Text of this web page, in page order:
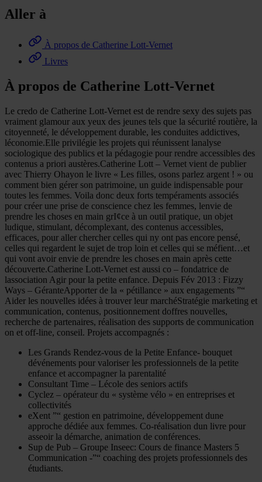
Aller à
À propos de Catherine Lott-Vernet
Livres
À propos de Catherine Lott-Vernet
Le credo de Catherine Lott-Vernet est de rendre sexy des sujets pas
vraiment glamour aux yeux des jeunes tels que la sécurité routière, la
citoyenneté, le développement durable, les conduites addictives,
léconomie.Elle privilégie les projets qui réunissent lanalyse
sociologique des publics et la pédagogie pour rendre accessibles des
contenus a priori austères.Catherine Lott – Vernet vient de publier
avec Thierry Ohayon le livre « Les filles, osons parlez argent ! » ou
comment bien gérer son patrimoine, un guide indispensable pour
toutes les femmes. Voila donc deux forts tempéraments associés
pour créer une prise de conscience chez les femmes, lenvie de
prendre les choses en main grI¢ce à un outil pratique, un objet
ludique, stimulant, décomplexant, des contenus accessibles,
efficaces, pour aller chercher celles qui ny ont pas encore pensé,
celles qui regardent le sujet de trop loin et celles qui se méfient…et
qui vont avoir envie de prendre les choses en main après cette
découverte.Catherine Lott-Vernet est aussi co – fondatrice de
lassociation Agir pour la petite enfance. Depuis Fév 2013 : Fizzy
Ways – GéranteApporter de la « pétillance » aux engagements ”“
Aider les nouvelles idées à trouver leur marchéStratégie marketing et
communication, contenus, positionnement doffres nouvelles,
recherche de partenaires, réalisation des supports de communication
on et off-line, conseil. Projets accompagnés :
Les Grands Rendez-vous de la Petite Enfance- bouquet
dévénements pour valoriser les professionnels de la petite
enfance et accompagner la parentalité
Consultant Time – Lécole des seniors actifs
Cyclez – opérateur du « système vélo » en entreprises et
collectivités
eXent ”“ gestion en patrimoine, développement dune
approche dédiée aux femmes. Co-réalisation dun livre pour
asseoir la démarche, animation de conférences.
Sup de Pub – Groupe Inseec: Cours de finance Masters 5
Communication -”“ coaching des projets professionnels des
étudiants.